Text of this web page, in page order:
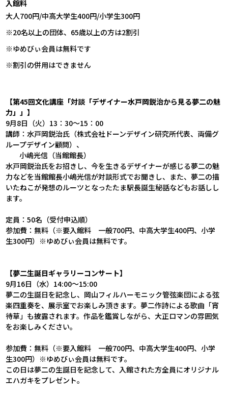
入館料
大人700円/中高大学生400円/小学生300円
※20名以上の団体、65歳以上の方は2割引
※ゆめびぃ会員は無料です
※割引の併用はできません
【第45回文化講座「対談「デザイナー水戸岡鋭治から見る夢二の魅
力」」】
9月8日（火）13：30～15：00
講師：水戸岡鋭治氏（株式会社ドーンデザイン研究所代表、両備グ
ループデザイン顧問）、
小嶋光信（当館館長）
水戸岡鋭治氏をお招きし、今を生きるデザイナーが感じる夢二の魅
力などを当館館長小嶋光信が対談形式でお聞きし、また、夢二の描
いたねこが発想のルーツとなったたま駅長誕生秘話などもお話しし
ます。
定員：50名（受付申込順）
参加費：無料（※要入館料 一般700円、中高大学生400円、小学
生300円）※ゆめびぃ会員は無料です。
【夢二生誕日ギャラリーコンサート】
9月16日（水）14:00～15:00
夢二の生誕日を記念し、岡山フィルハーモニック管弦楽団による弦
楽四重奏を、展示室でお楽しみ頂きます。夢二作詩による歌曲「宵
待草」も披露されます。作品を鑑賞しながら、大正ロマンの雰囲気
をお楽しみください。
参加費：無料（※要入館料 一般700円、中高大学生400円、小学
生300円）※ゆめびぃ会員は無料です。
この日は夢二の生誕日を記念して、入館された方全員にオリジナル
エハガキをプレゼント。